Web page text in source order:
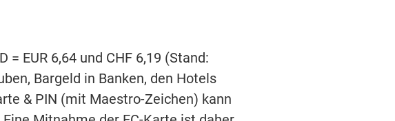
EUR 6,64 und CHF 6,19 (Stand:
Bargeld in Banken, den Hotels
& PIN (mit Maestro-Zeichen) kann